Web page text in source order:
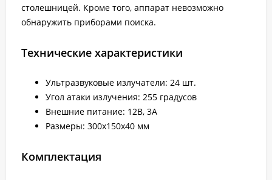
столешницей. Кроме того, аппарат невозможно
обнаружить приборами поиска.
Технические характеристики
Ультразвуковые излучатели: 24 шт.
Угол атаки излучения: 255 градусов
Внешние питание: 12В, 3А
Размеры: 300х150х40 мм
Комплектация